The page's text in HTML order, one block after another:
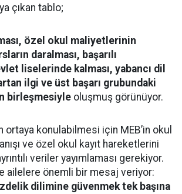
çıkan tablo;
özel okul maliyetlerinin
daralması, başarılı
liselerinde kalması, yabancı dil
ilgi ve üst başarı grubundaki
birleşmesiyle oluşmuş görünüyor.
ortaya konulabilmesi için MEB’in okul
ve özel okul kayıt hareketlerini
veriler yayımlaması gerekiyor.
ailelere önemli bir mesaj veriyor:
dilimine güvenmek tek başına